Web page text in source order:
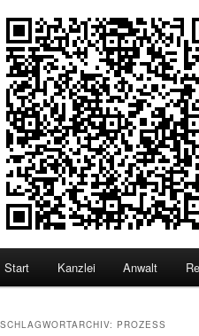
Start Kanzlei Anwalt
SCHLAGWORTARCHIV: PROZESS